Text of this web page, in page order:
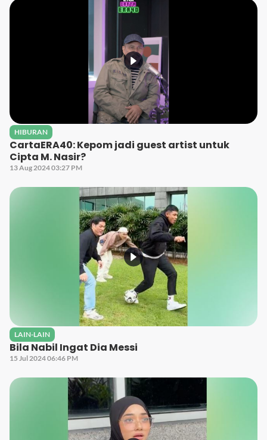
HIBURAN
CartaERA40: Kepom jadi guest artist untuk
Cipta M. Nasir?
13 Aug 2024 03:27 PM
LAIN-LAIN
Bila Nabil Ingat Dia Messi
15 Jul 2024 06:46 PM